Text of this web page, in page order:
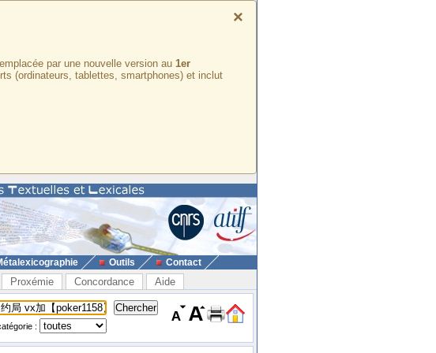
×
par une nouvelle version au 1er
(ordinateurs, tablettes, smartphones) et inclut
Outils Contact
Proxémie Concordance Aide
: